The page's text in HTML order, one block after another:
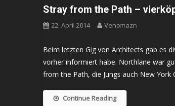
Stray from the Path –
22. April 2014 Venomazn
Beim letzten Gig von Architects gab es
vorher informiert habe. Northlane war
from the Path, die Jungs auch New
Continue Reading